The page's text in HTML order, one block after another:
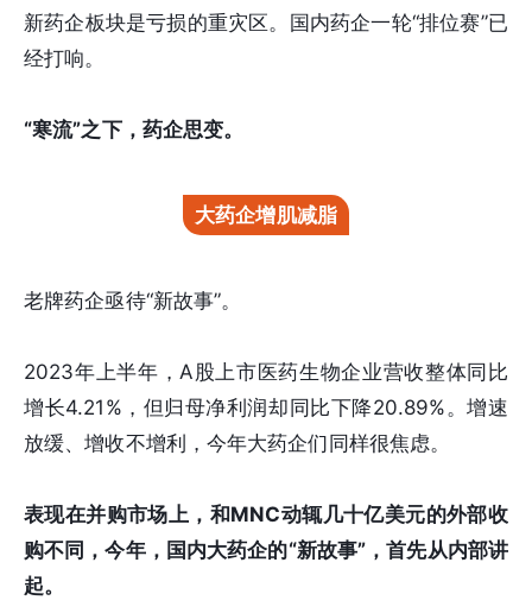
新药企板块是亏损的重灾区。国内药企一轮“排位赛”已
经打响。
“寒流”之下，药企思变。
大药企增肌减脂
老牌药企亟待“新故事”。
2023年上半年，A股上市医药生物企业营收整体同比
增长4.21%，但归母净利润却同比下降20.89%。增速
放缓、增收不增利，今年大药企们同样很焦虑。
表现在并购市场上，和MNC动辄几十亿美元的外部收
购不同，今年，国内大药企的“新故事”，首先从内部讲
起。